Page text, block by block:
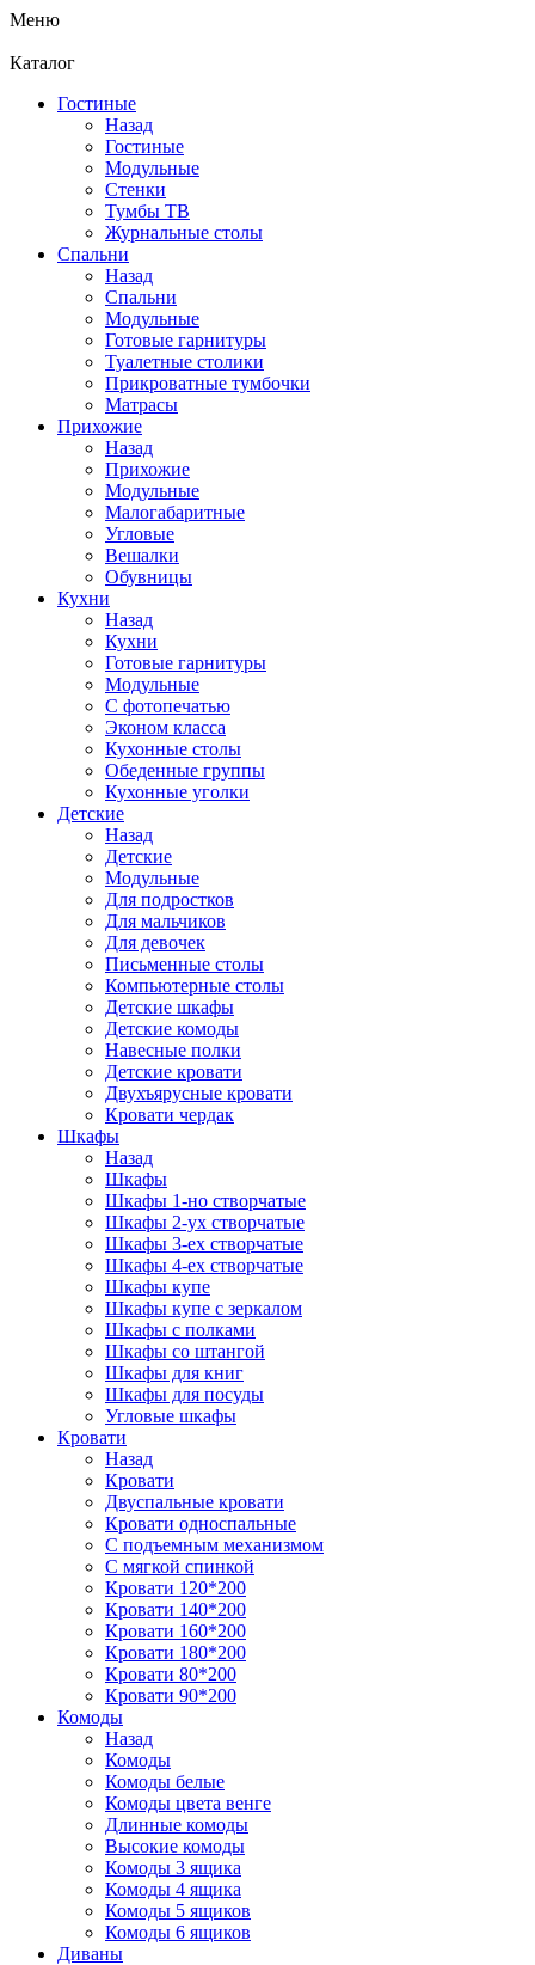
Меню
Каталог
Гостиные
Назад
Гостиные
Модульные
Стенки
Тумбы ТВ
Журнальные столы
Спальни
Назад
Спальни
Модульные
Готовые гарнитуры
Туалетные столики
Прикроватные тумбочки
Матрасы
Прихожие
Назад
Прихожие
Модульные
Малогабаритные
Угловые
Вешалки
Обувницы
Кухни
Назад
Кухни
Готовые гарнитуры
Модульные
С фотопечатью
Эконом класса
Кухонные столы
Обеденные группы
Кухонные уголки
Детские
Назад
Детские
Модульные
Для подростков
Для мальчиков
Для девочек
Письменные столы
Компьютерные столы
Детские шкафы
Детские комоды
Навесные полки
Детские кровати
Двухъярусные кровати
Кровати чердак
Шкафы
Назад
Шкафы
Шкафы 1-но створчатые
Шкафы 2-ух створчатые
Шкафы 3-ех створчатые
Шкафы 4-ех створчатые
Шкафы купе
Шкафы купе с зеркалом
Шкафы с полками
Шкафы со штангой
Шкафы для книг
Шкафы для посуды
Угловые шкафы
Кровати
Назад
Кровати
Двуспальные кровати
Кровати односпальные
С подъемным механизмом
С мягкой спинкой
Кровати 120*200
Кровати 140*200
Кровати 160*200
Кровати 180*200
Кровати 80*200
Кровати 90*200
Комоды
Назад
Комоды
Комоды белые
Комоды цвета венге
Длинные комоды
Высокие комоды
Комоды 3 ящика
Комоды 4 ящика
Комоды 5 ящиков
Комоды 6 ящиков
Диваны